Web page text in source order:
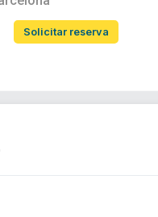
Solicitar reserva